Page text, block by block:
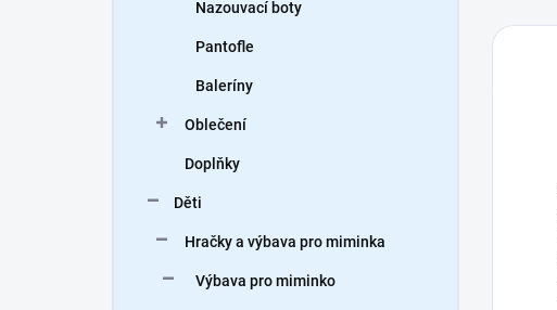
Nazouvací boty
Pantofle
Baleríny
Oblečení
Doplňky
Děti
Hračky a výbava pro miminka
Výbava pro miminko